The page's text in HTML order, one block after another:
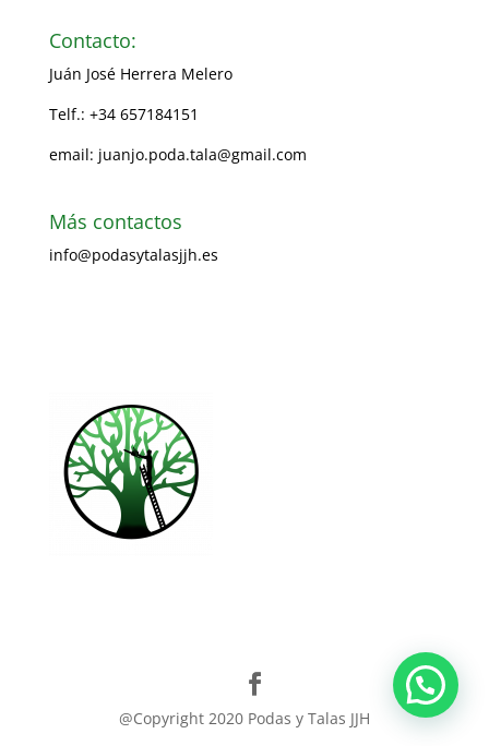
Contacto:
Juán José Herrera Melero
Telf.: +34 657184151
email: juanjo.poda.tala@gmail.com
Más contactos
info@podasytalasjjh.es
@Copyright 2020 Podas y Talas JJH